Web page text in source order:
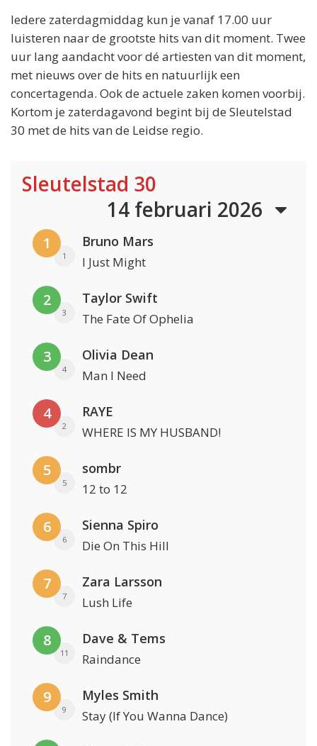
Iedere zaterdagmiddag kun je vanaf 17.00 uur
luisteren naar de grootste hits van dit moment. Twee
uur lang aandacht voor dé artiesten van dit moment,
met nieuws over de hits en natuurlijk een
concertagenda. Ook de actuele zaken komen voorbij.
Kortom je zaterdagavond begint bij de Sleutelstad
30 met de hits van de Leidse regio.
Sleutelstad 30
14 februari 2026
1
1
Bruno Mars
I Just Might
2
3
Taylor Swift
The Fate Of Ophelia
3
4
Olivia Dean
Man I Need
4
2
RAYE
WHERE IS MY HUSBAND!
5
5
sombr
12 to 12
6
6
Sienna Spiro
Die On This Hill
7
7
Zara Larsson
Lush Life
8
11
Dave & Tems
Raindance
9
9
Myles Smith
Stay (If You Wanna Dance)